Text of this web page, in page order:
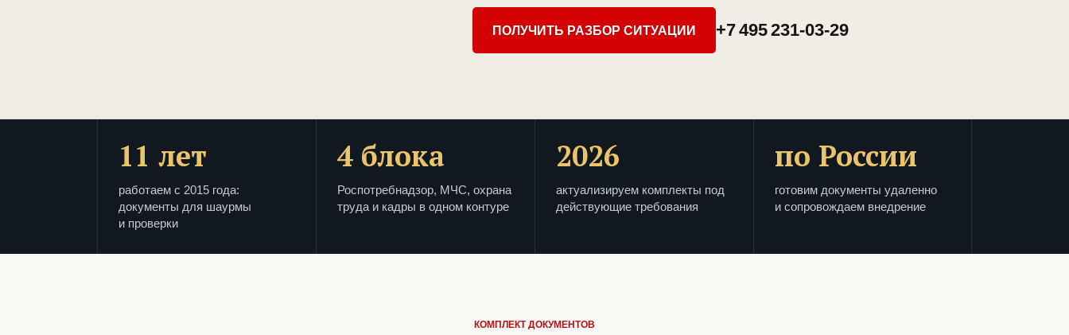
ПОЛУЧИТЬ РАЗБОР СИТУАЦИИ +7 495 231-03-29
11 лет
работаем с 2015 года:
документы для шаурмы
и проверки
4 блока
Роспотребнадзор, МЧС, охрана
труда и кадры в одном контуре
2026
актуализируем комплекты под
действующие требования
по России
готовим документы удаленно
и сопровождаем внедрение
КОМПЛЕКТ ДОКУМЕНТОВ